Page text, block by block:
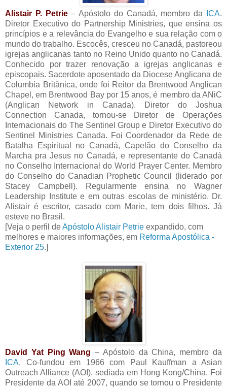
Alistair P. Petrie– Apóstolo do Canadá, membro da ICA.
Diretor Executivo do Partnership Ministries, que ensina os
princípios e a relevância do Evangelho e sua relação com o
mundo do trabalho. Escocês, cresceu no Canadá, pastoreou
igrejas anglicanas tanto no Reino Unido quanto no Canadá.
Conhecido por trazer renovação a igrejas anglicanas e
episcopais. Sacerdote aposentado da Diocese Anglicana de
Columbia Britânica, onde foi Reitor da Brentwood Anglican
Chapel, em Brentwood Bay por 15 anos, é membro da ANiC
(Anglican Network in Canada). Diretor do Joshua
Connection Canada, tornou-se Diretor de Operações
Internacionais do The Sentinel Group e Diretor Executivo do
Sentinel Ministries Canada. Foi Coordenador da Rede de
Batalha Espiritual no Canadá, Capelão do Conselho da
Marcha pra Jesus no Canadá, e representante do Canadá
no Conselho Internacional do World Prayer Center. Membro
do Conselho do Canadian Prophetic Council (liderado por
Stacey Campbell). Regularmente ensina no Wagner
Leadership Institute e em outras escolas de ministério. Dr.
Alistair é escritor, casado com Marie, tem dois filhos. Já
esteve no Brasil.
[Veja o perfil deApóstolo Alistair Petrie expandido, com
melhores e maiores informações, em Reforma Apostólica -
Exterior 25.]
David Yat Ping Wang – Apóstolo da China, membro da
ICA. Co-fundou em 1966 com Paul Kauffman a Asian
Outreach Alliance (AOI), sediada em Hong Kong/China. Foi
Presidente da AOI até 2007, quando se tornou o Presidente